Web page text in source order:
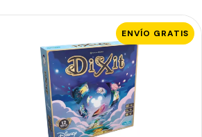
ENVÍO GRATIS